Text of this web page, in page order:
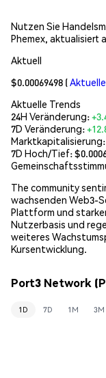
Nutzen Sie
Phemex, aktualisiert
Aktuell
$0.00069498 (
Aktuelle Trends
24H Veränderung:
7D Veränderung:
Marktkapitalisierung:
7D Hoch/Tief: $
The community
wachsenden Web3-
Plattform und
Nutzerbasis und
weiteres
Kursentwicklung.
Port3 Network
1D 7D 1M 3M